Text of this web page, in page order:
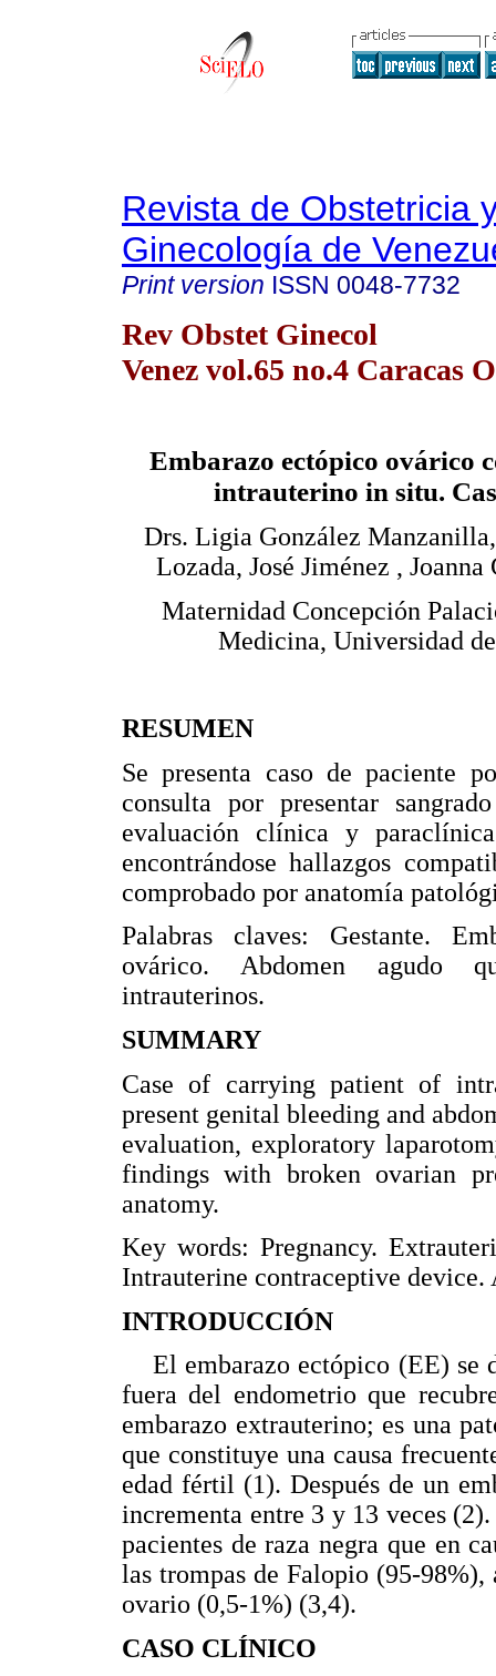
Revista de Obstetricia
Ginecología de
Print version ISSN 0048-7732
Rev Obstet Ginecol
Venez vol.65 no.4 Caracas
Embarazo ectópico ovárico
intrauterino in situ.
Drs. Ligia González
Lozada, José Jiménez ,
Maternidad Concepción
Medicina, Universidad
RESUMEN
Se presenta caso de paciente
consulta por presentar
evaluación clínica y
encontrándose hallazgos
comprobado por anatomía
Palabras claves: Gestante.
ovárico. Abdomen agudo
intrauterinos.
SUMMARY
Case of carrying patient of
present genital bleeding and
evaluation, exploratory
findings with broken ovarian
anatomy.
Key words: Pregnancy.
Intrauterine contraceptive device.
INTRODUCCIÓN
El embarazo ectópico (EE) se
fuera del endometrio que
embarazo extrauterino; es una
que constituye una causa
edad fértil (1). Después de un
incrementa entre 3 y 13 veces
pacientes de raza negra que en
las trompas de Falopio (95-
ovario (0,5-1%) (3,4).
CASO CLÍNICO